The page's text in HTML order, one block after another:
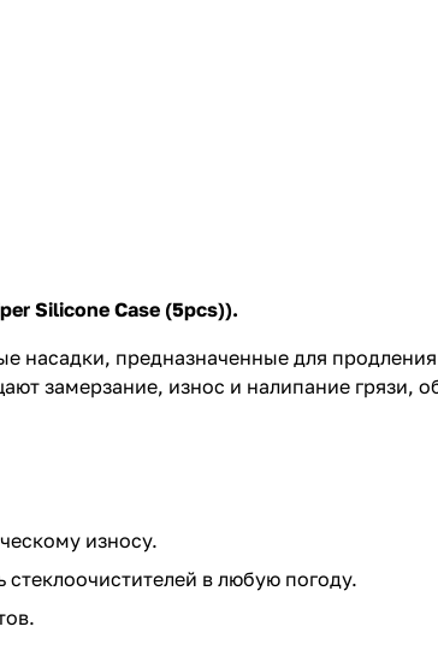
Silicone Case (5pcs)).
насадки, предназначенные для
замерзание, износ и налипание грязи,
износу.
стеклоочистителей в любую погоду.